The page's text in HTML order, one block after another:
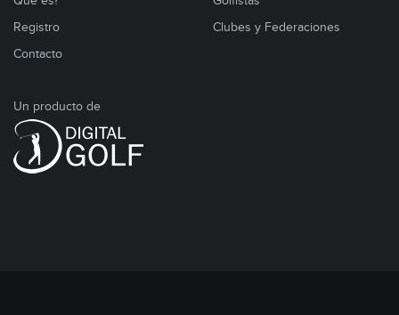
Registro
Contacto
Clubes y Federaciones
Un producto de